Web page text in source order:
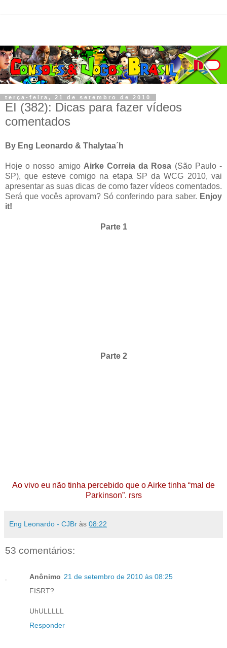
terça-feira, 21 de setembro de 2010
EI (382): Dicas para fazer vídeos
comentados
By Eng Leonardo & Thalytaa´h
Hoje o nosso amigo Airke Correia da Rosa (São Paulo -
SP), que esteve comigo na etapa SP da WCG 2010, vai
apresentar as suas dicas de como fazer vídeos comentados.
Será que vocês aprovam? Só conferindo para saber. Enjoy
it!
Parte 1
Parte 2
Ao vivo eu não tinha percebido que o Airke tinha “mal de
Parkinson”. rsrs
Eng Leonardo - CJBr às 08:22
53 comentários:
Anônimo 21 de setembro de 2010 às 08:25
FISRT?
UhULLLLL
Responder